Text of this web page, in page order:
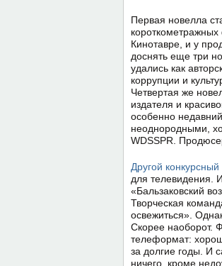
Первая новелла
Кинотавре, и у
доснять еще три
удались как
коррупции и
Четвертая же
издателя и
особенно
неоднородными,
WDSSPR.
Другой
для телевидения.
«Бальзаковский
Творческая
освежиться».
Скорее наоборот.
телеформат:
за долгие годы. И
ничего, кроме